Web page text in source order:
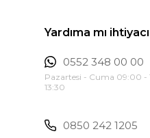
Yardıma mı
0552 348 00 00
Pazartesi - Cuma 09:00 -
13:30
0850 242 1205